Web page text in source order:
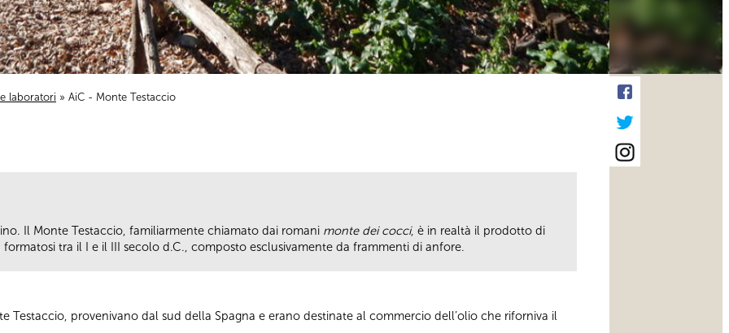
laboratori » AiC - Monte Testaccio
Il Monte Testaccio, familiarmente chiamato dai romani monte dei cocci, è in realtà il prodotto di
tra il I e il III secolo d.C., composto esclusivamente da frammenti di anfore.
Testaccio, provenivano dal sud della Spagna e erano destinate al commercio dell’olio che riforniva il